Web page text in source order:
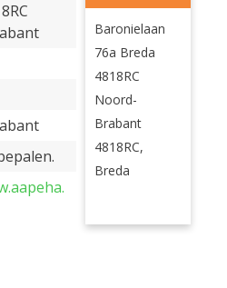
Baronielaan
76a Breda
4818RC
Noord-
Brabant
4818RC,
Breda